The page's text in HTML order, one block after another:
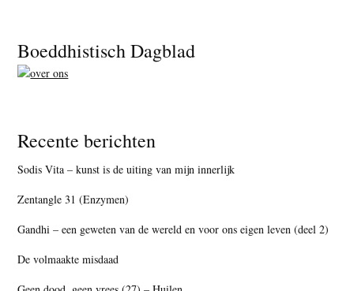
Footer
Boeddhistisch Dagblad
Recente berichten
Sodis Vita – kunst is de uiting van mijn innerlijk
Zentangle 31 (Enzymen)
Gandhi – een geweten van de wereld en voor ons eigen leven (deel 2)
De volmaakte misdaad